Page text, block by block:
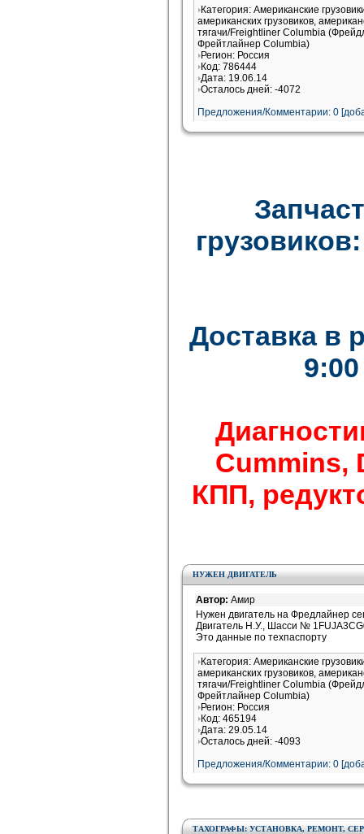
Категория: Американские
американских грузовиков,
тягачи/Freightliner Columbia
Фрейтлайнер Columbia)
Регион: Россия
Код: 786444
Дата: 19.06.14
Осталось дней: -4072
Предложения/Комментарии: 0
Доставка в
Cummins,
КПП,
НУЖЕН ДВИГАТЕЛЬ
Автор: Амир
Нужен двигатель на Фредлайнер
Двигатель Н.У., Шасси №
Это данные по техпаспорту
Категория: Американские
американских грузовиков,
тягачи/Freightliner Columbia
Фрейтлайнер Columbia)
Регион: Россия
Код: 465194
Дата: 29.05.14
Осталось дней: -4093
Предложения/Комментарии: 0
ТАХОГРАФЫ: УСТАНОВКА, РЕМОНТ,